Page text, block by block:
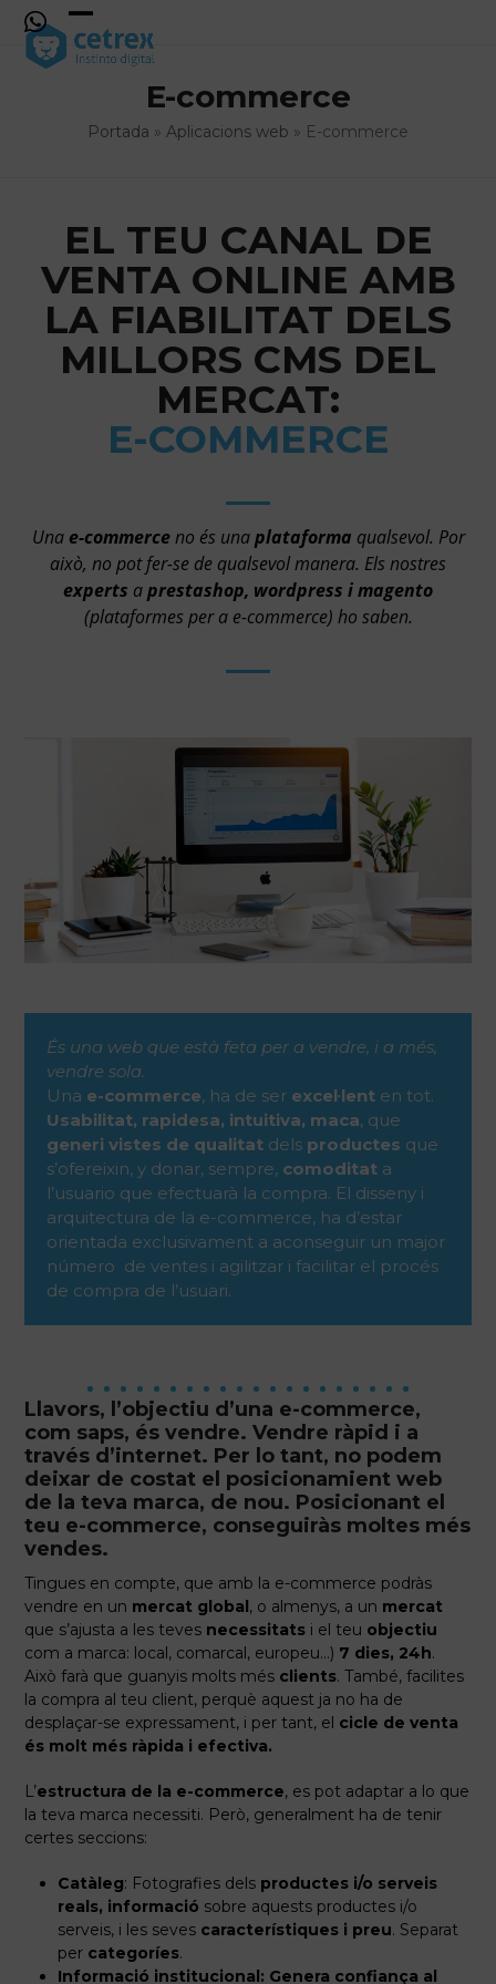
Skip
content
Open
mobile
Close
mobile
E-commerce
Portada » Aplicacions web » E-commerce
EL TEU CANAL DE
VENTA ONLINE AMB
LA FIABILITAT DELS
MILLORS CMS DEL
MERCAT:
E-COMMERCE
Una e-commerceno és unaplataforma qualsevol. Por
això, no pot fer-se de qualsevol manera. Els nostres
experts aprestashop, wordpress i magento
(plataformes per a e-commerce) ho saben.
És una web que està feta per a vendre, i a més,
vendre sola.
Una e-commerce, ha de ser excel·lent en tot.
Usabilitat, rapidesa, intuitiva, maca, que
generi vistes de qualitat dels productes que
s’ofereixin, y donar, sempre, comoditat a
l’usuario que efectuarà la compra. El disseny i
arquitectura de la e-commerce, ha d’estar
orientada exclusivament a aconseguir un major
número de ventes i agilitzar i facilitar el procés
de compra de l’usuari.
Llavors, l’objectiu d’una e-commerce,
com saps, és vendre. Vendre ràpid i a
través d’internet. Per lo tant, no podem
deixar de costat el posicionamient web
de la teva marca, de nou. Posicionant el
teu e-commerce, conseguiràs moltes més
vendes.
Tingues en compte, que amb la e-commerce podràs
vendre en un mercat global, o almenys, a un mercat
que s’ajusta a les teves necessitats i el teu objectiu
com a marca: local, comarcal, europeu…) 7 dies, 24h.
Això farà que guanyis molts més clients. També, facilites
la compra al teu client, perquè aquest ja no ha de
desplaçar-se expressament, i per tant, el cicle de venta
és molt més ràpida i efectiva.
L’estructura de la e-commerce, es pot adaptar a lo que
la teva marca necessiti. Però, generalment ha de tenir
certes seccions:
Catàleg: Fotografies dels productes i/o serveis
reals, informació sobre aquests productes i/o
serveis, i les seves característiques i preu. Separat
per categoríes.
Informació institucional: Genera confiança al